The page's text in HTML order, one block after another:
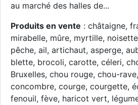
au marché des halles de...
Produits en vente : châtaigne,
mirabelle, mûre, myrtille,
pêche, ail, artichaut, asperge,
blette, brocoli, carotte, céleri,
Bruxelles, chou rouge, chou-
concombre, courge, courgette,
fenouil, fève, haricot vert,